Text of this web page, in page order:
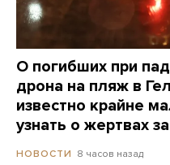
О погибших при
дрона на пляж в
известно крайне
узнать о жертвах
НОВОСТИ 8 часов назад